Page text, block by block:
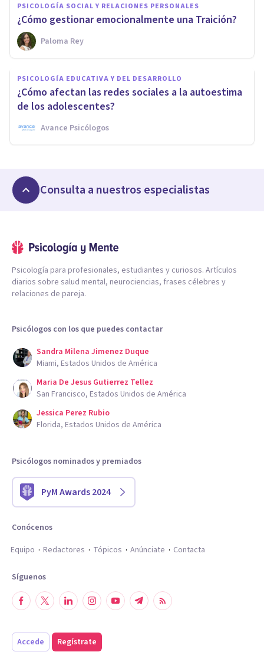
PSICOLOGÍA SOCIAL Y RELACIONES PERSONALES
¿Cómo gestionar emocionalmente una Traición?
Paloma Rey
PSICOLOGÍA EDUCATIVA Y DEL DESARROLLO
¿Cómo afectan las redes sociales a la autoestima
de los adolescentes?
Avance Psicólogos
Consulta a nuestros especialistas
Psicología para profesionales, estudiantes y curiosos. Artículos
diarios sobre salud mental, neurociencias, frases célebres y
relaciones de pareja.
Psicólogos con los que puedes contactar
Sandra Milena Jimenez Duque
Miami, Estados Unidos de América
Maria De Jesus Gutierrez Tellez
San Francisco, Estados Unidos de América
Jessica Perez Rubio
Florida, Estados Unidos de América
Psicólogos nominados y premiados
PyM Awards 2024
Conócenos
Equipo
Redactores Tópicos Anúnciate Contacta
Síguenos
Accede Regístrate